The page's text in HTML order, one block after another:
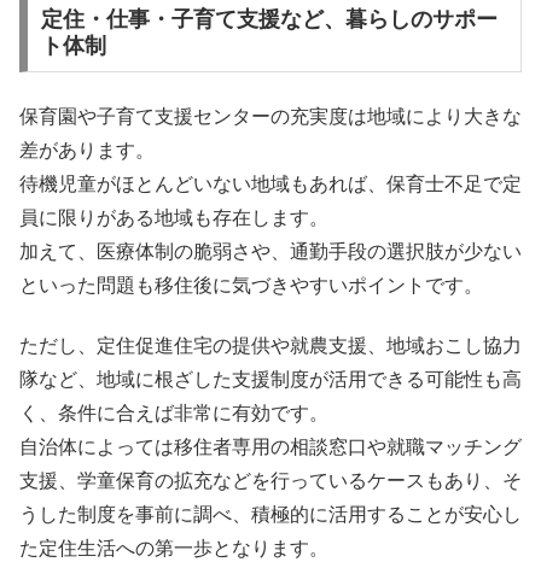
定住・仕事・子育て支援など、暮らしのサポー
ト体制
保育園や子育て支援センターの充実度は地域により大きな
差があります。
待機児童がほとんどいない地域もあれば、保育士不足で定
員に限りがある地域も存在します。
加えて、医療体制の脆弱さや、通勤手段の選択肢が少ない
といった問題も移住後に気づきやすいポイントです。
ただし、定住促進住宅の提供や就農支援、地域おこし協力
隊など、地域に根ざした支援制度が活用できる可能性も高
く、条件に合えば非常に有効です。
自治体によっては移住者専用の相談窓口や就職マッチング
支援、学童保育の拡充などを行っているケースもあり、そ
うした制度を事前に調べ、積極的に活用することが安心し
た定住生活への第一歩となります。